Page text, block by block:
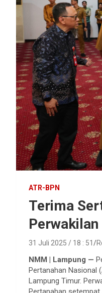
ATR-BPN
Terima
31 Juli 2025 / 18 : 51
NMM | Lampung —
Pertanahan Nasional
Lampung Timur.